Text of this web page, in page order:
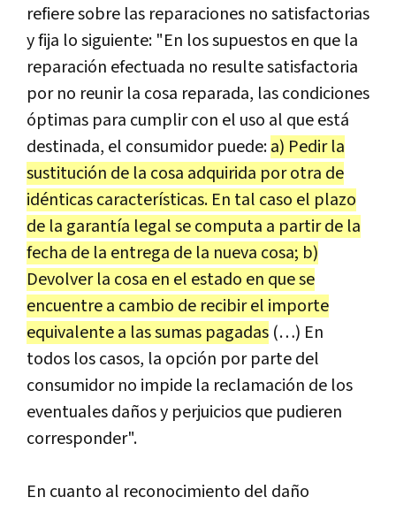
refiere sobre las reparaciones no satisfactorias
y fija lo siguiente: "En los supuestos en que la
reparación efectuada no resulte satisfactoria
por no reunir la cosa reparada, las condiciones
óptimas para cumplir con el uso al que está
destinada, el consumidor puede:a) Pedir la
sustitución de la cosa adquirida por otra de
idénticas características. En tal caso el plazo
de la garantía legal se computa a partir de la
fecha de la entrega de la nueva cosa; b)
Devolver la cosa en el estado en que se
encuentre a cambio de recibir el importe
equivalente a las sumas pagadas (…) En
todos los casos, la opción por parte del
consumidor no impide la reclamación de los
eventuales daños y perjuicios que pudieren
corresponder".
En cuanto al reconocimiento del daño